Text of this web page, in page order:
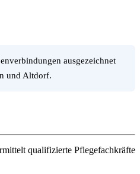
ausgezeichnet
und Altdorf.
qualifizierte Pflegefachkräfte